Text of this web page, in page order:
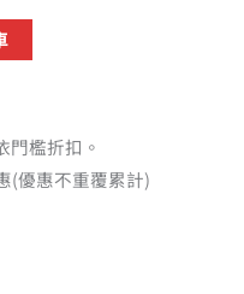
檻折扣。
(優惠不重覆累計)